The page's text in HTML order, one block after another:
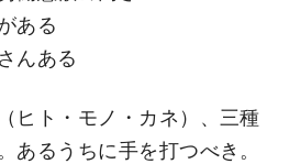
ある
んある
ヒト・モノ・カネ）、三種
あるうちに手を打つべき。